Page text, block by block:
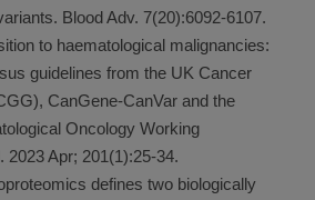
Blood Adv. 7(20):6092-6107.
to haematological malignancies:
guidelines from the UK Cancer
CanGene-CanVar and the
Oncology Working
2023 Apr; 201(1):25-34.
defines two biologically